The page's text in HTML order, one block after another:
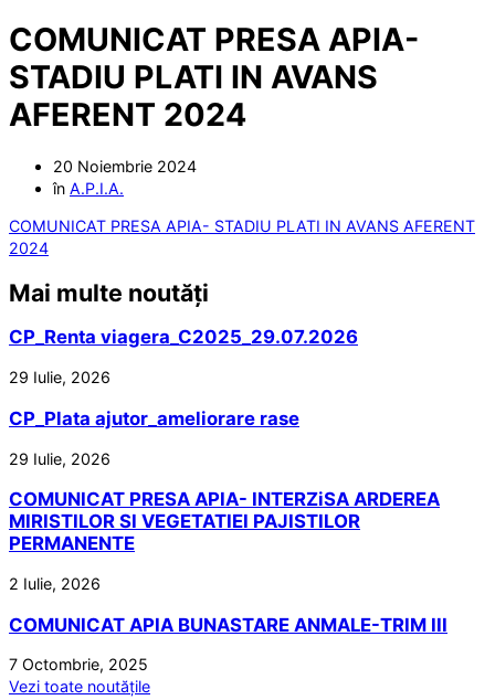
COMUNICAT PRESA APIA-
STADIU PLATI IN AVANS
AFERENT 2024
20 Noiembrie 2024
în A.P.I.A.
COMUNICAT PRESA APIA- STADIU PLATI IN AVANS AFERENT
2024
Mai multe noutăți
CP_Renta viagera_C2025_29.07.2026
29 Iulie, 2026
CP_Plata ajutor_ameliorare rase
29 Iulie, 2026
COMUNICAT PRESA APIA- INTERZiSA ARDEREA
MIRISTILOR SI VEGETATIEI PAJISTILOR
PERMANENTE
2 Iulie, 2026
COMUNICAT APIA BUNASTARE ANMALE-TRIM III
7 Octombrie, 2025
Vezi toate noutățile